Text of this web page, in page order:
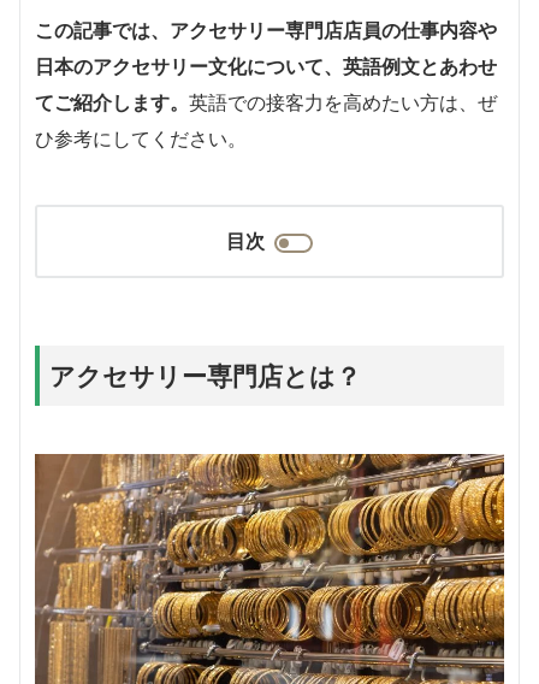
この記事では、アクセサリー専門店店員の仕事内容や
日本のアクセサリー文化について、英語例文とあわせ
てご紹介します。 英語での接客力を高めたい方は、ぜ
ひ参考にしてください。
目次
アクセサリー専門店とは？